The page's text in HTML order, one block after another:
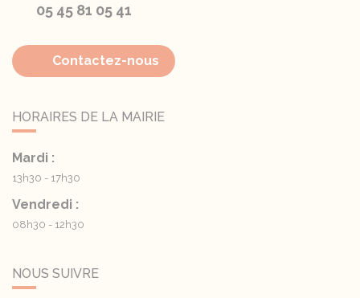
05 45 81 05 41
Contactez-nous
HORAIRES DE LA MAIRIE
Mardi :
13h30 - 17h30
Vendredi :
08h30 - 12h30
NOUS SUIVRE